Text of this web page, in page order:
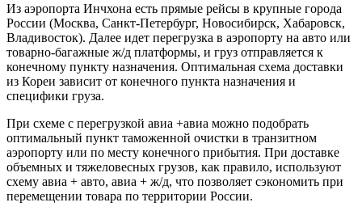
Из аэропорта Инчхона есть прямые рейсы в крупные города
России (Москва, Санкт-Петербург, Новосибирск, Хабаровск,
Владивосток). Далее идет перегрузка в аэропорту на авто или
товарно-багажные ж/д платформы, и груз отправляется к
конечному пункту назначения. Оптимальная схема доставки
из Кореи зависит от конечного пункта назначения и
специфики груза.
При схеме с перегрузкой авиа +авиа можно подобрать
оптимальный пункт таможенной очистки в транзитном
аэропорту или по месту конечного прибытия. При доставке
объемных и тяжеловесных грузов, как правило, используют
схему авиа + авто, авиа + ж/д, что позволяет сэкономить при
перемещении товара по территории России.